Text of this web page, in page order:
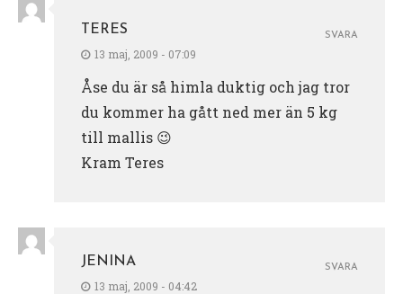
TERES
13 maj, 2009 - 07:09
Åse du är så himla duktig och jag tror
du kommer ha gått ned mer än 5 kg
till mallis 😉
Kram Teres
SVARA
JENINA
13 maj, 2009 - 04:42
SVARA